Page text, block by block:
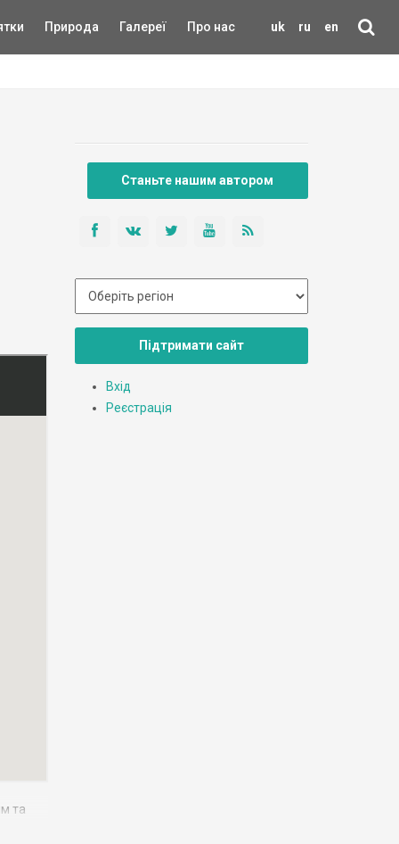
uk ru en
Природа Галереї Про нас
та
Станьте нашим автором
Підтримати сайт
Вхід
Реєстрація